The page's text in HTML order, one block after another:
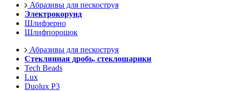
Абразивы для пескоструя
Электрокорунд
Шлифзерно
Шлифпорошок
Абразивы для пескоструя
Стеклянная дробь, стеклошарики
Tech Beads
Lux
Duolux P3